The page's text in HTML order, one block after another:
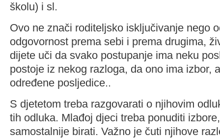
školu) i sl.
Ovo ne znači roditeljsko isključivanje nego
odgovornost prema sebi i prema drugima,
dijete uči da svako postupanje ima neku
postoje iz nekog razloga, da ono ima izbor,
određene posljedice..
S djetetom treba razgovarati o njihovim
tih odluka. Mlađoj djeci treba ponuditi
samostalnije birati. Važno je čuti njihove